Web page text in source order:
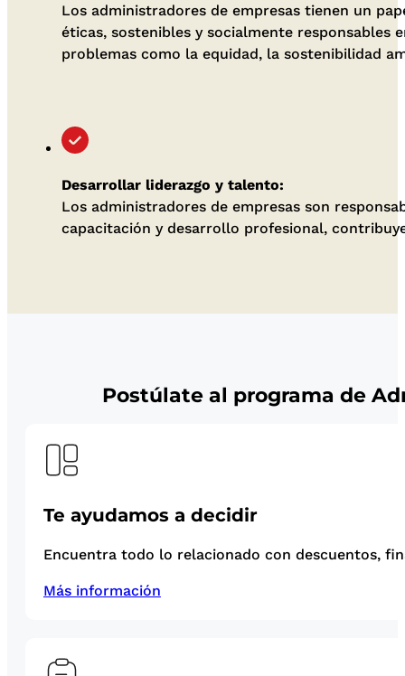
Los administradores de empresas tienen un
éticas, sostenibles y socialmente responsables
problemas como la equidad, la sostenibilidad
Desarrollar liderazgo y talento:
Los administradores de empresas son
capacitación y desarrollo profesional,
Postúlate al programa de
Te ayudamos a decidir
Encuentra todo lo relacionado con descuentos,
Más información